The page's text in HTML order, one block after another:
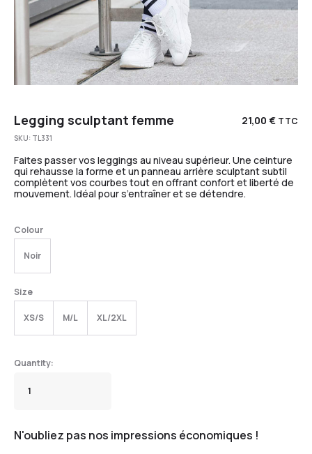
Legging sculptant femme 21,00 € TTC
SKU: TL331
Faites passer vos leggings au niveau supérieur. Une ceinture
qui rehausse la forme et un panneau arrière sculptant subtil
complètent vos courbes tout en offrant confort et liberté de
mouvement. Idéal pour s’entraîner et se détendre.
Colour
Noir
Size
XS/S M/L XL/2XL
N'oubliez pas nos impressions économiques !